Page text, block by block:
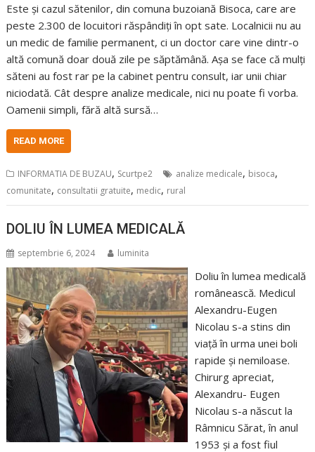
Este și cazul sătenilor, din comuna buzoiană Bisoca, care are
peste 2.300 de locuitori răspândiți în opt sate. Localnicii nu au
un medic de familie permanent, ci un doctor care vine dintr-o
altă comună doar două zile pe săptămână. Așa se face că mulți
săteni au fost rar pe la cabinet pentru consult, iar unii chiar
niciodată. Cât despre analize medicale, nici nu poate fi vorba.
Oamenii simpli, fără altă sursă…
READ MORE
INFORMATIA DE BUZAU, Scurtpe2 analize medicale, bisoca,
comunitate, consultatii gratuite, medic, rural
DOLIU ÎN LUMEA MEDICALĂ
septembrie 6, 2024 luminita
Doliu în lumea medicală
românească. Medicul
Alexandru-Eugen
Nicolau s-a stins din
viață în urma unei boli
rapide și nemiloase.
Chirurg apreciat,
Alexandru- Eugen
Nicolau s-a născut la
Râmnicu Sărat, în anul
1953 și a fost fiul